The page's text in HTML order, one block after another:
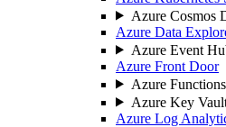
Azure Cosmos
Azure Data
Azure Event
Azure Front Door
Azure Functions
Azure Key
Azure Log